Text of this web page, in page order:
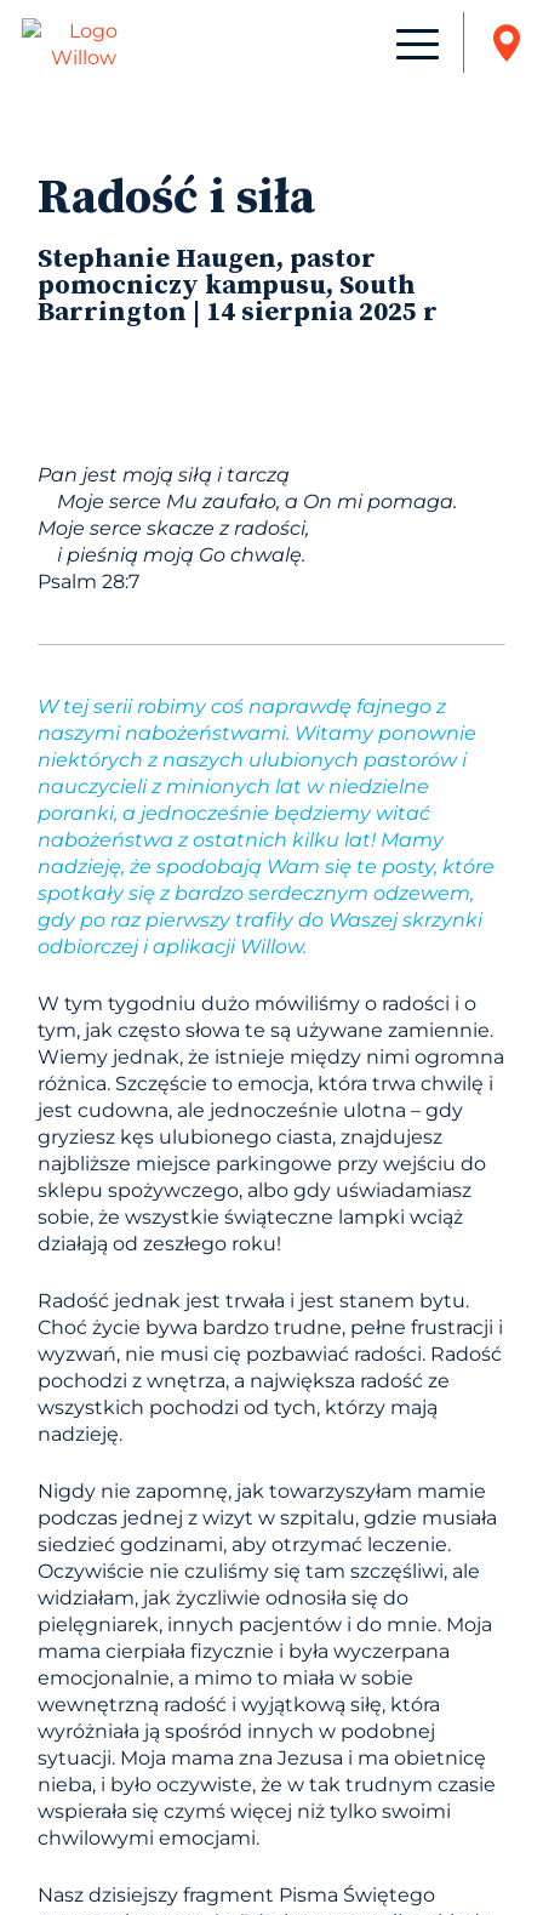
Radość i siła
Stephanie Haugen, pastor
pomocniczy kampusu, South
Barrington | 14 sierpnia 2025 r
Pan jest moją siłą i tarczą
Moje serce Mu zaufało, a On mi pomaga.
Moje serce skacze z radości,
i pieśnią moją Go chwalę.
Psalm 28:7
W tej serii robimy coś naprawdę fajnego z
naszymi nabożeństwami. Witamy ponownie
niektórych z naszych ulubionych pastorów i
nauczycieli z minionych lat w niedzielne
poranki, a jednocześnie będziemy witać
nabożeństwa z ostatnich kilku lat! Mamy
nadzieję, że spodobają Wam się te posty, które
spotkały się z bardzo serdecznym odzewem,
gdy po raz pierwszy trafiły do ​​Waszej skrzynki
odbiorczej i aplikacji Willow.
W tym tygodniu dużo mówiliśmy o radości i o
tym, jak często słowa te są używane zamiennie.
Wiemy jednak, że istnieje między nimi ogromna
różnica. Szczęście to emocja, która trwa chwilę i
jest cudowna, ale jednocześnie ulotna – gdy
gryziesz kęs ulubionego ciasta, znajdujesz
najbliższe miejsce parkingowe przy wejściu do
sklepu spożywczego, albo gdy uświadamiasz
sobie, że wszystkie świąteczne lampki wciąż
działają od zeszłego roku!
Radość jednak jest trwała i jest stanem bytu.
Choć życie bywa bardzo trudne, pełne frustracji i
wyzwań, nie musi cię pozbawiać radości. Radość
pochodzi z wnętrza, a największa radość ze
wszystkich pochodzi od tych, którzy mają
nadzieję.
Nigdy nie zapomnę, jak towarzyszyłam mamie
podczas jednej z wizyt w szpitalu, gdzie musiała
siedzieć godzinami, aby otrzymać leczenie.
Oczywiście nie czuliśmy się tam szczęśliwi, ale
widziałam, jak życzliwie odnosiła się do
pielęgniarek, innych pacjentów i do mnie. Moja
mama cierpiała fizycznie i była wyczerpana
emocjonalnie, a mimo to miała w sobie
wewnętrzną radość i wyjątkową siłę, która
wyróżniała ją spośród innych w podobnej
sytuacji. Moja mama zna Jezusa i ma obietnicę
nieba, i było oczywiste, że w tak trudnym czasie
wspierała się czymś więcej niż tylko swoimi
chwilowymi emocjami.
Nasz dzisiejszy fragment Pisma Świętego